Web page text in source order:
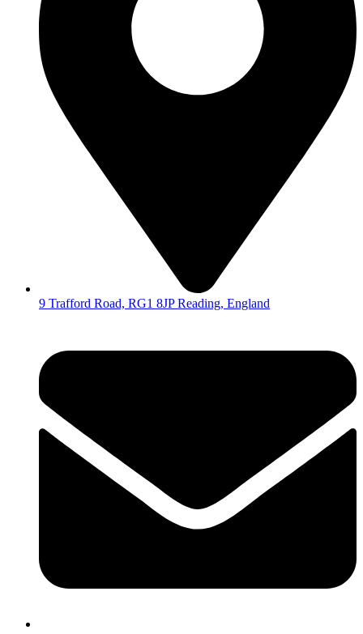
9 Trafford Road, RG1 8JP Reading, England